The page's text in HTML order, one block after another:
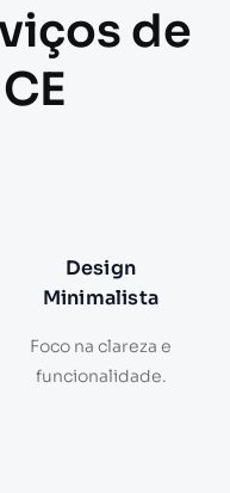
de
Design
Minimalista
Foco na clareza e
funcionalidade.